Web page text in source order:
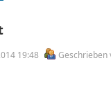
19:48 Geschrieben